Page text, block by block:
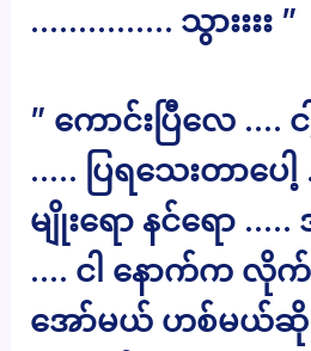
…………… သွားးးး ”
” ကောင်းပြီလေ ….
….. ပြရသေးတာပေ
မျိုးရော နင်ရော
…. ငါ နောက်က လို
အော်မယ် ဟစ်မယ်ဆို